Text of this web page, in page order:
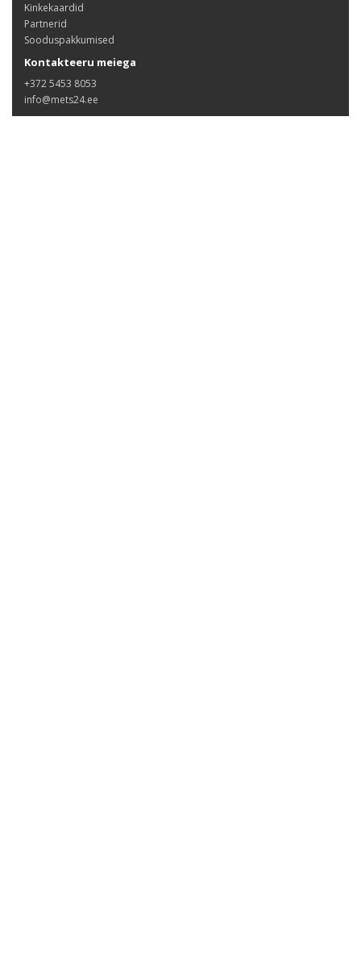
Kinkekaardid
Partnerid
Sooduspakkumised
Kontakteeru meiega
+372 5453 8053
info@mets24.ee